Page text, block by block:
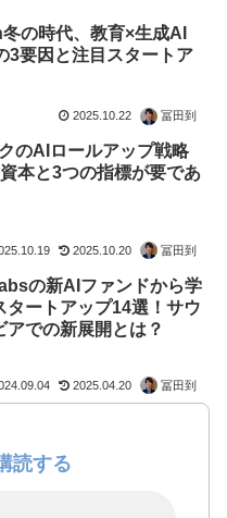
の時代、教育×生成AI
3要因と注目スタートア
2025.10.22 冨田到
のAIロールアップ戦略
本と3つの指標が要であ
2025.10.20 冨田到
の新AIファンドから学
タートアップ14選！サウ
アでの新展開とは？
2025.04.20 冨田到
読する